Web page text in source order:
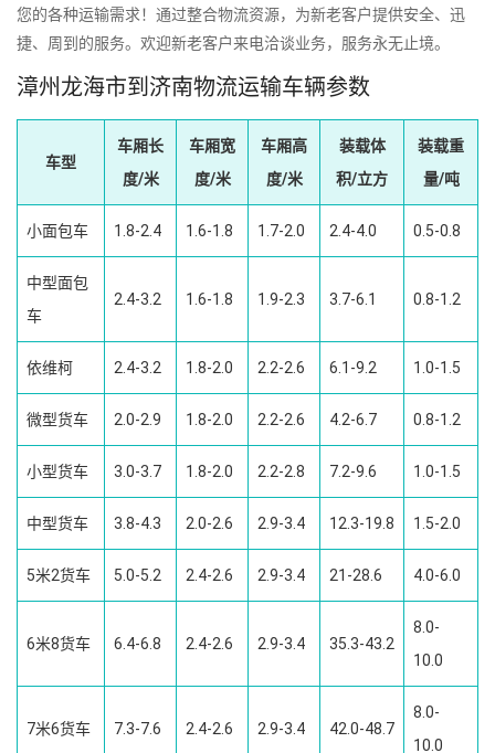
您的各种运输需求！通过整合物流资源，为新老客户提供安全、迅
捷、周到的服务。欢迎新老客户来电洽谈业务，服务永无止境。
漳州龙海市到济南物流运输车辆参数
车型
车厢长
度/米
车厢宽
度/米
车厢高
度/米
装载体
积/立方
装载重
量/吨
小面包车 1.8-2.4 1.6-1.8 1.7-2.0 2.4-4.0 0.5-0.8
中型面包
车
2.4-3.2 1.6-1.8 1.9-2.3 3.7-6.1 0.8-1.2
依维柯 2.4-3.2 1.8-2.0 2.2-2.6 6.1-9.2 1.0-1.5
微型货车 2.0-2.9 1.8-2.0 2.2-2.6 4.2-6.7 0.8-1.2
小型货车 3.0-3.7 1.8-2.0 2.2-2.8 7.2-9.6 1.0-1.5
中型货车 3.8-4.3 2.0-2.6 2.9-3.4 12.3-19.8 1.5-2.0
5米2货车 5.0-5.2 2.4-2.6 2.9-3.4 21-28.6 4.0-6.0
6米8货车 6.4-6.8 2.4-2.6 2.9-3.4 35.3-43.2
8.0-
10.0
7米6货车 7.3-7.6 2.4-2.6 2.9-3.4 42.0-48.7
8.0-
10.0